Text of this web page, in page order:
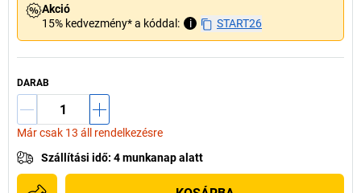
Akció
15% kedvezmény* a kóddal:
i START26
DARAB
Már csak 13 áll rendelkezésre
Szállítási idő: 4 munkanap alatt